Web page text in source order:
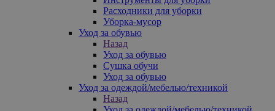
Расходники для уборки
Уборка-мусор
Уход за обувью
Назад
Уход за обувью
Сушка обучи
Уход за обувью
Уход за одеждой/мебелью/техникой
Назад